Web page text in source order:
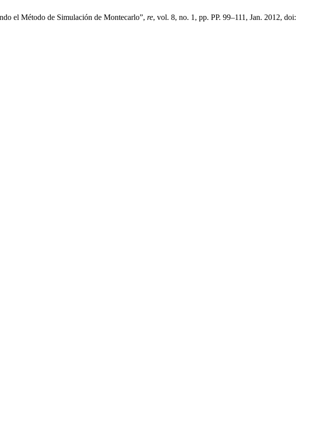
el Método de Simulación de Montecarlo”, re, vol. 8, no. 1, pp. PP. 99–111, Jan. 2012, doi: